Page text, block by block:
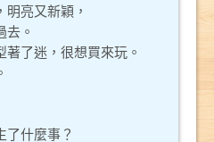
亮又新穎，
去。
了迷，很想買來玩。
了什麼事？